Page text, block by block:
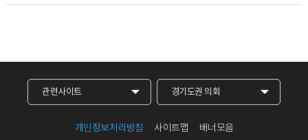
관련사이트 경기도권 의회
개인정보처리방침 사이트맵 배너모음